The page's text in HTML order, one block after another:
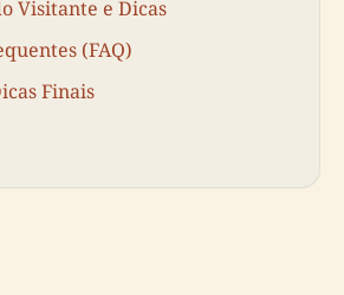
Visitante e Dicas
(FAQ)
Finais